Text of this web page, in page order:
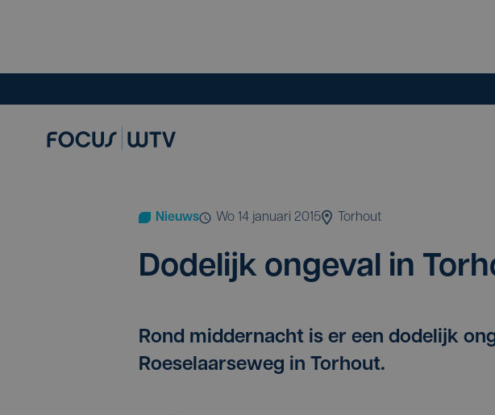
Nieuws wo 14 januari 2015 Torhout
Dode­lijk onge­val in
Rond middernacht is er een dodelijk
Roeselaarseweg in Torhout.